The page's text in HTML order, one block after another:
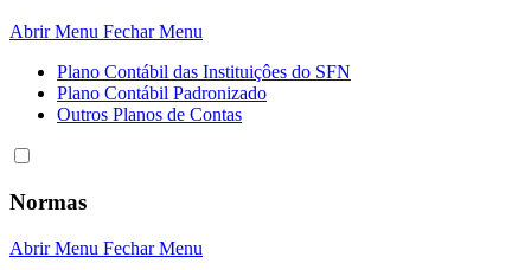
Abrir Menu Fechar Menu
Plano Contábil das Instituiçôes do SFN
Plano Contábil Padronizado
Outros Planos de Contas
Normas
Abrir Menu Fechar Menu